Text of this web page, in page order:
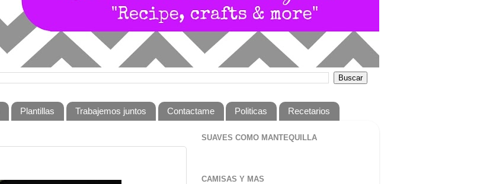
Plantillas Trabajemos juntos Contactame Politicas Recetarios
SUAVES COMO MANTEQUILLA
CAMISAS Y MAS